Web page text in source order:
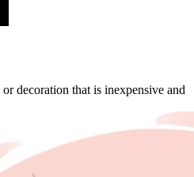
decoration that is inexpensive and